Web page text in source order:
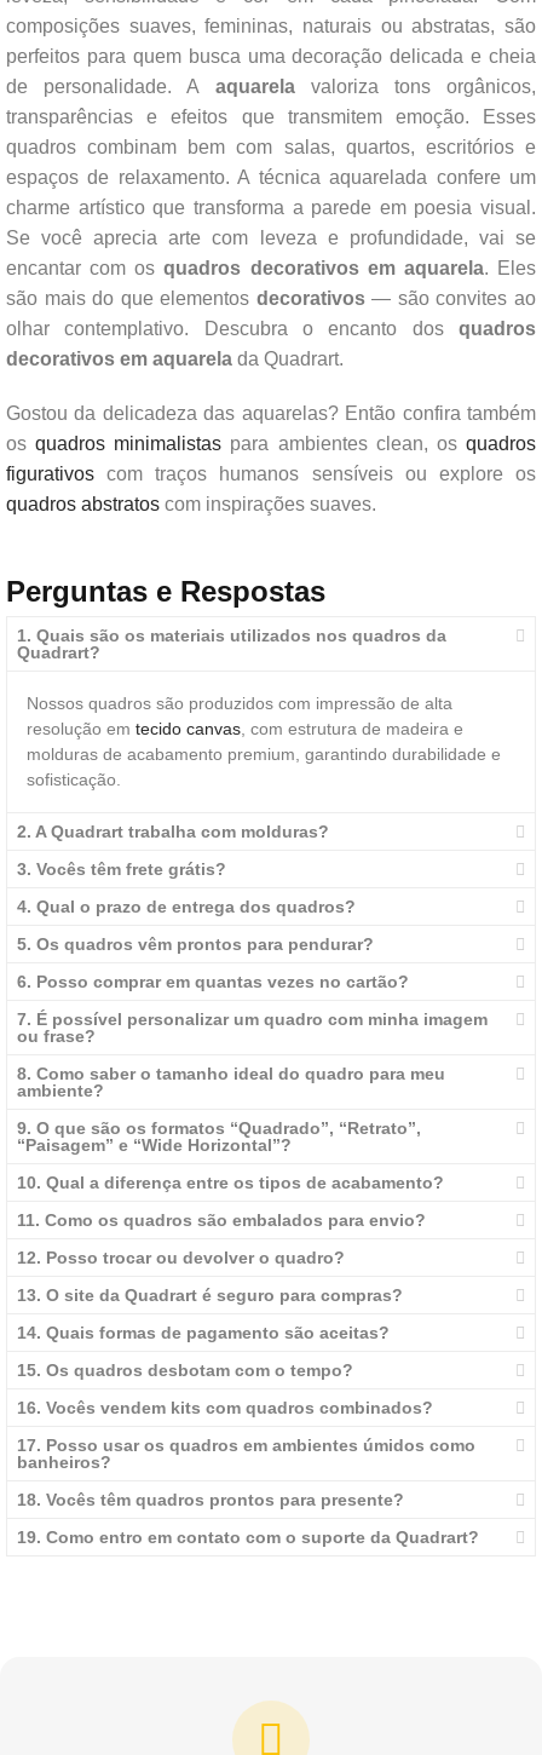
composições suaves, femininas, naturais ou abstratas, são
perfeitos para quem busca uma decoração delicada e cheia
de personalidade. A aquarelavaloriza tons orgânicos,
transparências e efeitos que transmitem emoção. Esses
quadros combinam bem com salas, quartos, escritórios e
espaços de relaxamento. A técnica aquarelada confere um
charme artístico que transforma a parede em poesia visual.
Se você aprecia arte com leveza e profundidade, vai se
encantar com osquadros decorativos em aquarela. Eles
são mais do que elementos decorativos— são convites ao
olhar contemplativo. Descubra o encanto dos quadros
decorativos em aquarela da Quadrart.
Gostou da delicadeza das aquarelas? Então confira também
osquadros minimalistas para ambientes clean, osquadros
figurativos com traços humanos sensíveis ou explore os
quadros abstratos com inspirações suaves.
Perguntas e Respostas
1. Quais são os materiais utilizados nos quadros da
Quadrart?
Nossos quadros são produzidos com impressão de alta
resolução em tecido canvas , com estrutura de madeira e
molduras de acabamento premium, garantindo durabilidade e
sofisticação.
2. A Quadrart trabalha com molduras?
3. Vocês têm frete grátis?
4. Qual o prazo de entrega dos quadros?
5. Os quadros vêm prontos para pendurar?
6. Posso comprar em quantas vezes no cartão?
7. É possível personalizar um quadro com minha imagem
ou frase?
8. Como saber o tamanho ideal do quadro para meu
ambiente?
9. O que são os formatos “Quadrado”, “Retrato”,
“Paisagem” e “Wide Horizontal”?
10. Qual a diferença entre os tipos de acabamento?
11. Como os quadros são embalados para envio?
12. Posso trocar ou devolver o quadro?
13. O site da Quadrart é seguro para compras?
14. Quais formas de pagamento são aceitas?
15. Os quadros desbotam com o tempo?
16. Vocês vendem kits com quadros combinados?
17. Posso usar os quadros em ambientes úmidos como
banheiros?
18. Vocês têm quadros prontos para presente?
19. Como entro em contato com o suporte da Quadrart?